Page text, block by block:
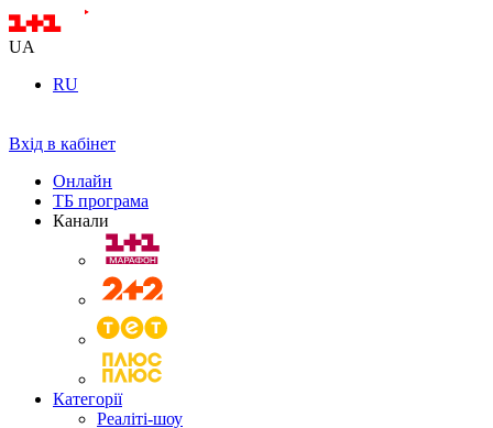
UA
RU
Вхід в кабінет
Онлайн
ТБ програма
Канали
Категорії
Реаліті-шоу